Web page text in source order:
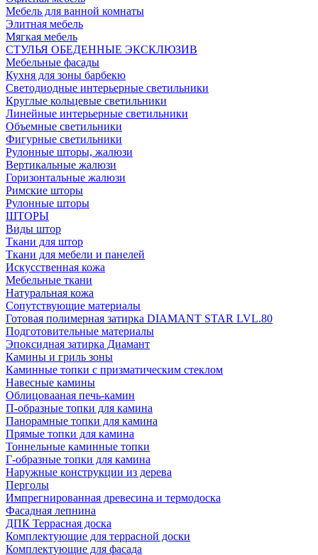
Мебель для ванной комнаты
Элитная мебель
Мягкая мебель
СТУЛЬЯ ОБЕДЕННЫЕ ЭКСКЛЮЗИВ
Мебельные фасады
Кухня для зоны барбекю
Светодиодные интерьерные светильники
Круглые кольцевые светильники
Линейные интерьерные светильники
Объемные светильники
Фигурные светильники
Рулонные шторы, жалюзи
Вертикальные жалюзи
Горизонтальные жалюзи
Римские шторы
Рулонные шторы
ШТОРЫ
Виды штор
Ткани для штор
Ткани для мебели и панелей
Искусственная кожа
Мебельные ткани
Натуральная кожа
Сопутствующие материалы
Готовая полимерная затирка DIAMANT STAR LVL.80
Подготовительные материалы
Эпоксидная затирка Диамант
Камины и гриль зоны
Каминные топки с призматическим стеклом
Навесные камины
Облицовааная печь-камин
П-образные топки для камина
Панорамные топки для камина
Прямые топки для камина
Тоннельные каминные топки
Г-образные топки для камина
Наружные конструкции из дерева
Перголы
Импрегнированная древесина и термодоска
Фасадная лепнина
ДПК Террасная доска
Комплектующие для террасной доски
Комплектующие для фасада